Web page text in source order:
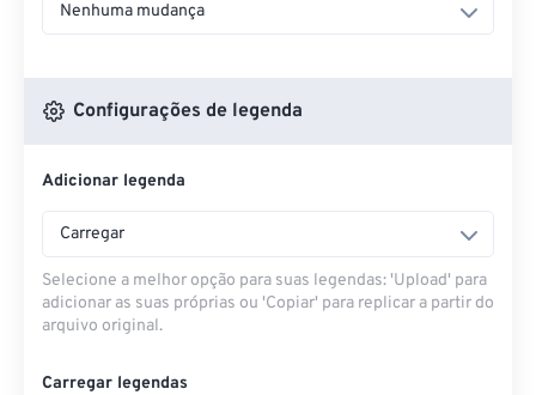
Nenhuma mudança
Configurações de legenda
Adicionar legenda
Carregar
Selecione a melhor opção para suas legendas: 'Upload' para
adicionar as suas próprias ou 'Copiar' para replicar a partir do
arquivo original.
Carregar legendas